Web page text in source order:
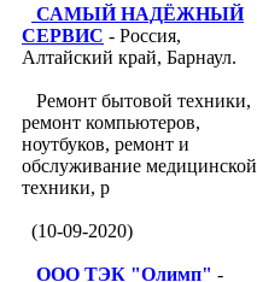
САМЫЙ НАДЁЖНЫЙ
СЕРВИС - Россия,
Алтайский край, Барнаул.
Ремонт бытовой техники,
ремонт компьютеров,
ноутбуков, ремонт и
обслуживание медицинской
техники, р
(10-09-2020)
ООО ТЭК "Олимп" -